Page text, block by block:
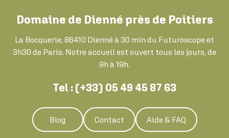
Domaine de Dienné près de Poitiers
La Bocquerie, 86410 Dienné à 30 min du Futuroscope et
3h30 de Paris. Notre accueil est ouvert tous les jours, de
9h à 19h.
Tel : (+33) 05 49 45 87 63
Blog Contact Aide & FAQ